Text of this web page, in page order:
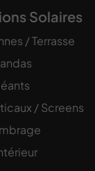
Solaires
/ Terrasse
/ Screens